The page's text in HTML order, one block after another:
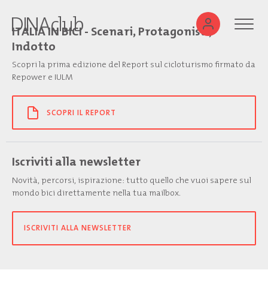
ITALIA IN BICI - Scenari, Protagonisti,
Indotto
Scopri la prima edizione del Report sul cicloturismo firmato da
Repower e IULM
SCOPRI IL REPORT
Iscriviti alla newsletter
Novità, percorsi, ispirazione: tutto quello che vuoi sapere sul
mondo bici direttamente nella tua mailbox.
ISCRIVITI ALLA NEWSLETTER